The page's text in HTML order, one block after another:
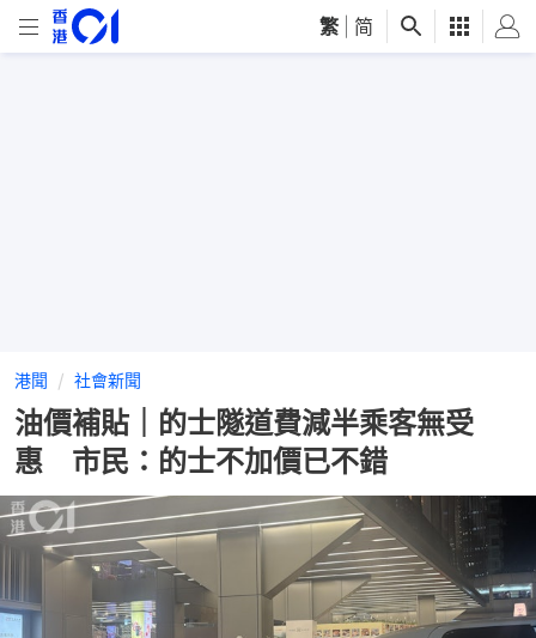
繁 简
港聞 社會新聞
油價補貼｜的士隧道費減半乘客無受
惠 市民：的士不加價已不錯